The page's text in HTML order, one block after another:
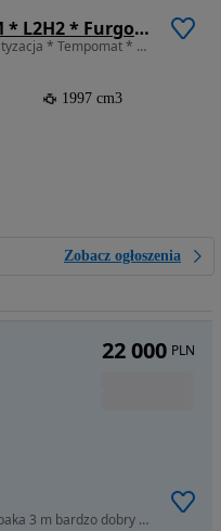
Peugeot Boxer * 2.0 / 130KM * L2H2 * Furgon / Blaszak * Średni / Podwyższany *
1997 cm3 • 130 KM • Nawigacja * Klimatyzacja * Tempomat * Hak * Parktronic tył *
1997 cm3
Zobacz ogłoszenia
2198 cm3 • 74 KM • Peugeot Boxer 2.2 paka 3 m bardzo dobry stan
22 000 PLN